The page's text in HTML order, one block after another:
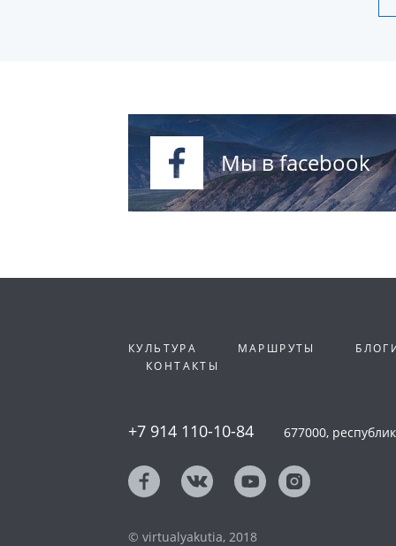
Мы в facebook
КУЛЬТУРА МАРШРУТЫ
КОНТАКТЫ
+7 914 110-10-84 677000,
© virtualyakutia, 2018